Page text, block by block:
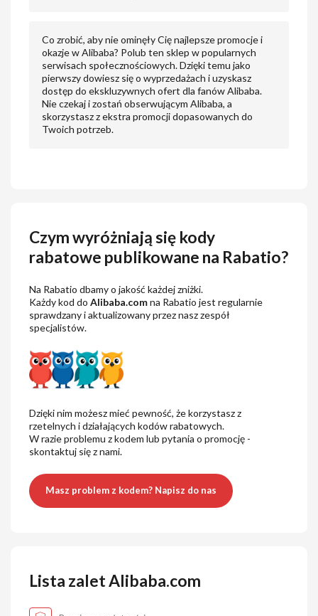
Co zrobić, aby nie ominęły Cię najlepsze promocje i
okazje w Alibaba? Polub ten sklep w popularnych
serwisach społecznościowych. Dzięki temu jako
pierwszy dowiesz się o wyprzedażach i uzyskasz
dostęp do ekskluzywnych ofert dla fanów Alibaba.
Nie czekaj i zostań obserwującym Alibaba, a
skorzystasz z ekstra promocji dopasowanych do
Twoich potrzeb.
Czym wyróżniają się kody
rabatowe publikowane na Rabatio?
Na Rabatio dbamy o jakość każdej zniżki.
Każdy kod doAlibaba.comna Rabatio jest regularnie
sprawdzany i aktualizowany przez nasz zespół
specjalistów.
Dzięki nim możesz mieć pewność, że korzystasz z
rzetelnych i działających kodów rabatowych.
W razie problemu z kodem lub pytania o promocję -
skontaktuj się z nami.
Masz problem z kodem? Napisz do nas
Lista zalet Alibaba.com